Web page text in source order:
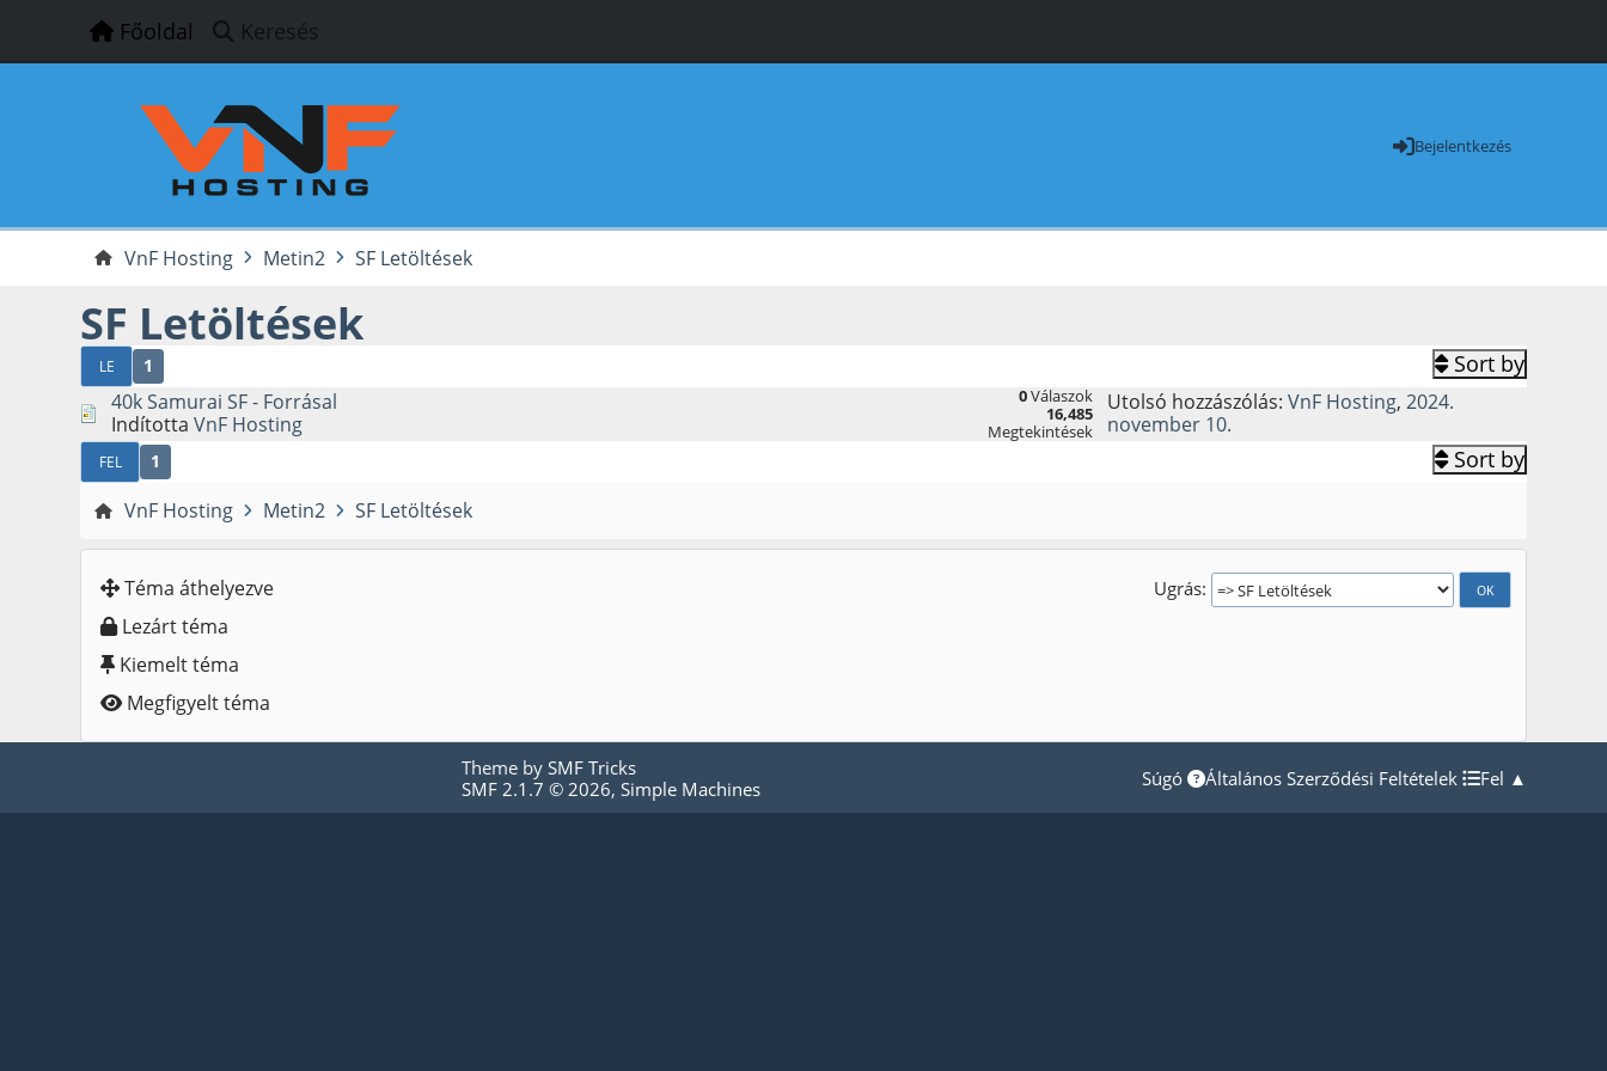
Főoldal Keresés
Bejelentkezés
VnF Hosting Metin2 SF Letöltések
SF Letöltések
LE 1 Sort by
40k Samurai SF - Forrásal
IndítottaVnF Hosting
0Válaszok
16,485
Megtekintések
Utolsó hozzászólás: VnF Hosting, 2024.
november 10.
FEL 1 Sort by
VnF Hosting Metin2 SF Letöltések
Ugrás
Téma áthelyezve
Lezárt téma
Kiemelt téma
Megfigyelt téma
Theme by SMF Tricks
SMF 2.1.7 © 2026, Simple Machines Súgó Általános Szerződési Feltételek Fel ▲